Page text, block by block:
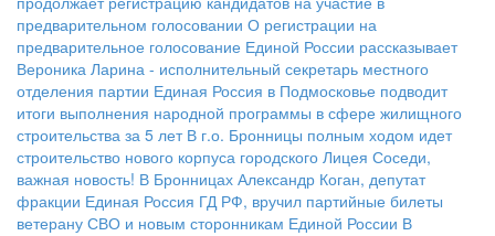
предварительном голосовании О регистрации на
предварительное голосование Единой России рассказывает
Вероника Ларина - исполнительный секретарь местного
отделения партии Единая Россия в Подмосковье подводит
итоги выполнения народной программы в сфере жилищного
строительства за 5 лет В г.о. Бронницы полным ходом идет
строительство нового корпуса городского Лицея Соседи,
важная новость! В Бронницах Александр Коган, депутат
фракции Единая Россия ГД РФ, вручил партийные билеты
ветерану СВО и новым сторонникам Единой России В